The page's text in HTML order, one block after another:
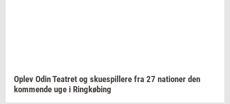
Oplev OdinTe­a­tret og sku­e­spil­le­re fra 27 na­tio­ner den
kom­men­de uge i Ring­kø­bing